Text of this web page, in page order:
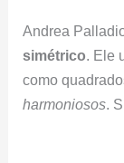
Andrea
simétrico. Ele
como
harmoniosos.